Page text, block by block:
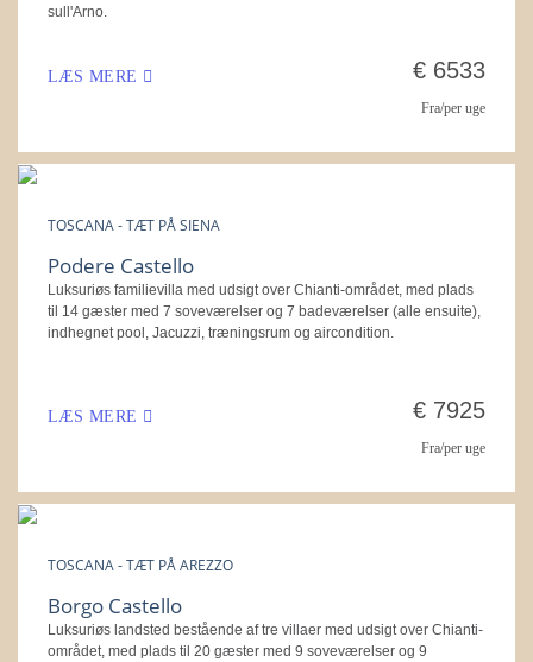
sull'Arno.
LÆS MERE € 6533
Fra/per uge
TOSCANA - TÆT PÅ SIENA
Podere Castello
Luksuriøs familievilla med udsigt over Chianti-området, med plads
til 14 gæster med 7 soveværelser og 7 badeværelser (alle ensuite),
indhegnet pool, Jacuzzi, træningsrum og aircondition.
LÆS MERE € 7925
Fra/per uge
TOSCANA - TÆT PÅ AREZZO
Borgo Castello
Luksuriøs landsted bestående af tre villaer med udsigt over Chianti-
området, med plads til 20 gæster med 9 soveværelser og 9